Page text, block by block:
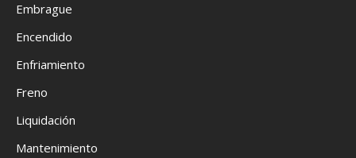
Embrague
Encendido
Enfriamiento
Freno
Liquidación
Mantenimiento